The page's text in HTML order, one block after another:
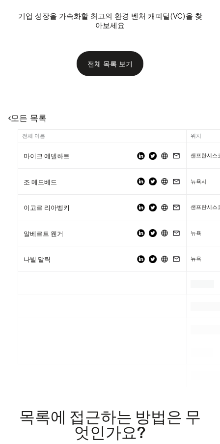
기업 성장을 가속화할 최고의 환경 벤처 캐피털(VC)을 찾
아보세요
전체 목록 보기
모든 목록
전체 이름 위치
마이크 에델하트 샌프란시스
조 메드베드 뉴욕시
이고르 리아벵키 샌프란시스
알베르트 웬거 뉴욕
나빌 말릭 뉴욕
목록에 접근하는 방법은 무
엇인가요?